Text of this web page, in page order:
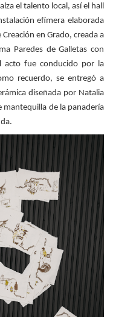
el talento local, así el hall
efímera elaborada
en Grado, creada a
Paredes de Galletas con
acto fue conducido por la
recuerdo, se entregó a
diseñada por Natalia
mantequilla de la panadería